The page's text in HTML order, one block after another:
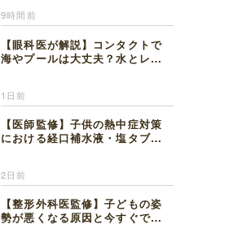
9時間前
【眼科医が解説】コンタクトで
海やプールは大丈夫？水とレン
1日前
【医師監修】子供の熱中症対策
における経口補水液・塩タブレ
2日前
【整形外科医監修】子どもの姿
勢が悪くなる原因と今すぐでき